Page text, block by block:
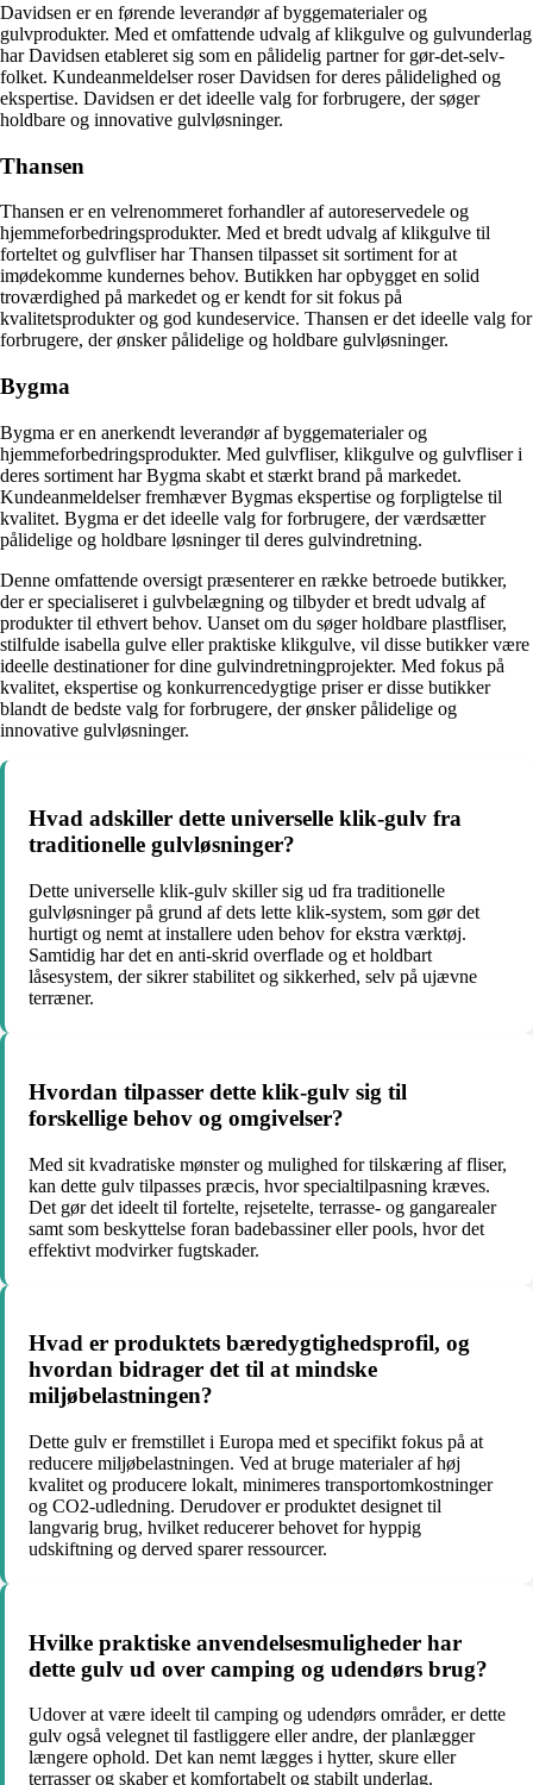
Davidsen er en førende leverandør af byggematerialer og
gulvprodukter. Med et omfattende udvalg af klikgulve og gulvunderlag
har Davidsen etableret sig som en pålidelig partner for gør-det-selv-
folket. Kundeanmeldelser roser Davidsen for deres pålidelighed og
ekspertise. Davidsen er det ideelle valg for forbrugere, der søger
holdbare og innovative gulvløsninger.
Thansen
Thansen er en velrenommeret forhandler af autoreservedele og
hjemmeforbedringsprodukter. Med et bredt udvalg af klikgulve til
forteltet og gulvfliser har Thansen tilpasset sit sortiment for at
imødekomme kundernes behov. Butikken har opbygget en solid
troværdighed på markedet og er kendt for sit fokus på
kvalitetsprodukter og god kundeservice. Thansen er det ideelle valg for
forbrugere, der ønsker pålidelige og holdbare gulvløsninger.
Bygma
Bygma er en anerkendt leverandør af byggematerialer og
hjemmeforbedringsprodukter. Med gulvfliser, klikgulve og gulvfliser i
deres sortiment har Bygma skabt et stærkt brand på markedet.
Kundeanmeldelser fremhæver Bygmas ekspertise og forpligtelse til
kvalitet. Bygma er det ideelle valg for forbrugere, der værdsætter
pålidelige og holdbare løsninger til deres gulvindretning.
Denne omfattende oversigt præsenterer en række betroede butikker,
der er specialiseret i gulvbelægning og tilbyder et bredt udvalg af
produkter til ethvert behov. Uanset om du søger holdbare plastfliser,
stilfulde isabella gulve eller praktiske klikgulve, vil disse butikker være
ideelle destinationer for dine gulvindretningprojekter. Med fokus på
kvalitet, ekspertise og konkurrencedygtige priser er disse butikker
blandt de bedste valg for forbrugere, der ønsker pålidelige og
innovative gulvløsninger.
Hvad adskiller dette universelle klik-gulv fra
traditionelle gulvløsninger?
Dette universelle klik-gulv skiller sig ud fra traditionelle
gulvløsninger på grund af dets lette klik-system, som gør det
hurtigt og nemt at installere uden behov for ekstra værktøj.
Samtidig har det en anti-skrid overflade og et holdbart
låsesystem, der sikrer stabilitet og sikkerhed, selv på ujævne
terræner.
Hvordan tilpasser dette klik-gulv sig til
forskellige behov og omgivelser?
Med sit kvadratiske mønster og mulighed for tilskæring af fliser,
kan dette gulv tilpasses præcis, hvor specialtilpasning kræves.
Det gør det ideelt til fortelte, rejsetelte, terrasse- og gangarealer
samt som beskyttelse foran badebassiner eller pools, hvor det
effektivt modvirker fugtskader.
Hvad er produktets bæredygtighedsprofil, og
hvordan bidrager det til at mindske
miljøbelastningen?
Dette gulv er fremstillet i Europa med et specifikt fokus på at
reducere miljøbelastningen. Ved at bruge materialer af høj
kvalitet og producere lokalt, minimeres transportomkostninger
og CO2-udledning. Derudover er produktet designet til
langvarig brug, hvilket reducerer behovet for hyppig
udskiftning og derved sparer ressourcer.
Hvilke praktiske anvendelsesmuligheder har
dette gulv ud over camping og udendørs brug?
Udover at være ideelt til camping og udendørs områder, er dette
gulv også velegnet til fastliggere eller andre, der planlægger
længere ophold. Det kan nemt lægges i hytter, skure eller
terrasser og skaber et komfortabelt og stabilt underlag.